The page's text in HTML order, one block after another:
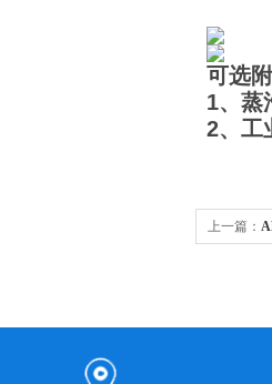
可选
1、蒸
2、工
上一篇：